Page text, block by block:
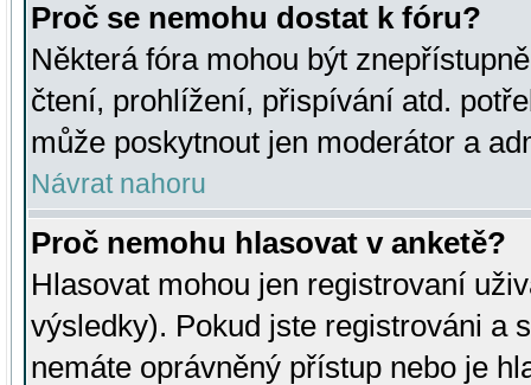
Proč se nemohu dostat k fóru?
Některá fóra mohou být
čtení, prohlížení, přispívání atd.
může poskytnout jen moderátor a
Návrat nahoru
Proč nemohu hlasovat v anketě?
Hlasovat mohou jen registrovaní
výsledky). Pokud jste registrováni a
nemáte oprávněný přístup nebo je